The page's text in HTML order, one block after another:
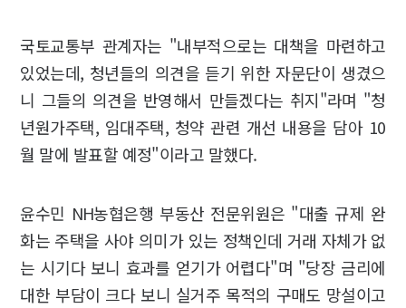
국토교통부 관계자는 "내부적으로는 대책을 마련하고
있었는데, 청년들의 의견을 듣기 위한 자문단이 생겼으
니 그들의 의견을 반영해서 만들겠다는 취지"라며 "청
년원가주택, 임대주택, 청약 관련 개선 내용을 담아 10
월 말에 발표할 예정"이라고 말했다.
윤수민 NH농협은행 부동산 전문위원은 "대출 규제 완
화는 주택을 사야 의미가 있는 정책인데 거래 자체가 없
는 시기다 보니 효과를 얻기가 어렵다"며 "당장 금리에
대한 부담이 크다 보니 실거주 목적의 구매도 망설이고